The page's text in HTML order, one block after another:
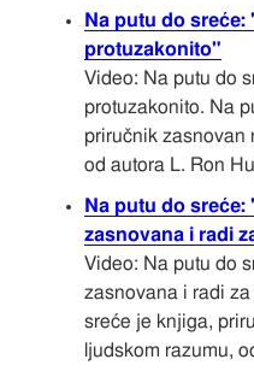
Na putu do sreće:
protuzakonito"
Video: Na putu do
protuzakonito. Na
priručnik zasnovan
od autora L. Ron
Na putu do
zasnovana i radi
Video: Na putu do
zasnovana i radi
sreće je knjiga,
ljudskom razumu,